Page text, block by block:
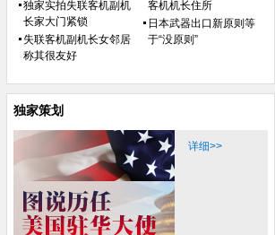
独家实拍失联客机副机
长家大门紧锁
失联客机副机长女邻居
称其很友好
客机机长住所
日本武器出口新原则等
于“没原则”
独家策划
详细>>